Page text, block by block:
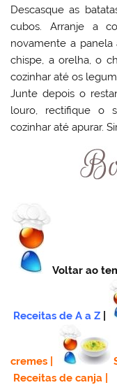
Descasque as
cubos. Arranje a
novamente a panela
chispe, a orelha, o
cozinhar até os
Junte depois o
louro, rectifique o
cozinhar até apurar.
Voltar ao
Receitas de A a Z
cremes
Receitas de canja